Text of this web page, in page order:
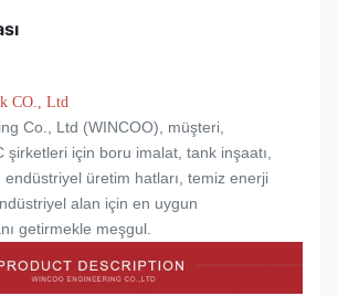
CO., Ltd
Co., Ltd (WINCOO), müşteri,
şirketleri için boru imalat, tank inşaatı,
endüstriyel üretim hatları, temiz enerji
alan için en uygun
getirmekle meşgul.